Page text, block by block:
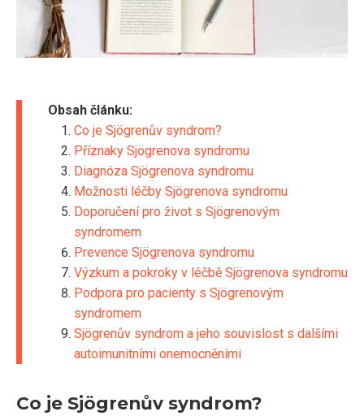
Obsah článku:
Co je Sjögrenův syndrom?
Příznaky Sjögrenova syndromu
Diagnóza Sjögrenova syndromu
Možnosti léčby Sjögrenova syndromu
Doporučení pro život s Sjögrenovým
syndromem
Prevence Sjögrenova syndromu
Výzkum a pokroky v léčbě Sjögrenova syndromu
Podpora pro pacienty s Sjögrenovým
syndromem
Sjögrenův syndrom a jeho souvislost s dalšími
autoimunitními onemocněními
Co je Sjögrenův syndrom?